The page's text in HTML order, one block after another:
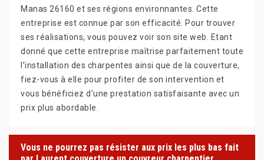
Manas 26160 et ses régions environnantes. Cette
entreprise est connue par son efficacité. Pour trouver
ses réalisations, vous pouvez voir son site web. Etant
donné que cette entreprise maîtrise parfaitement toute
l’installation des charpentes ainsi que de la couverture,
fiez-vous à elle pour profiter de son intervention et
vous bénéficiez d’une prestation satisfaisante avec un
prix plus abordable.
Vous ne pourrez pas résister aux prix les plus bas fait